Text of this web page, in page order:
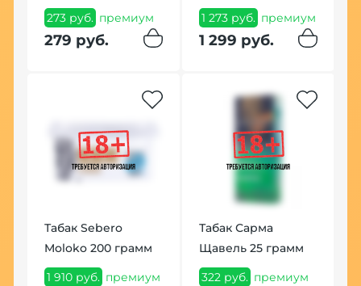
273 руб. премиум
279 руб.
1 273 руб. премиум
1 299 руб.
Табак Sebero
Moloko 200 грамм
1 910 руб. премиум
Табак Сарма
Щавель 25 грамм
322 руб. премиум